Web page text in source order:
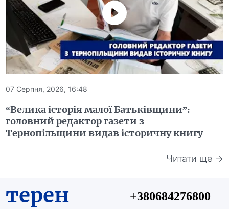
07 Серпня, 2026, 16:48
“Велика історія малої Батьківщини”:
головний редактор газети з
Тернопільщини видав історичну книгу
Читати ще →
терен +380684276800